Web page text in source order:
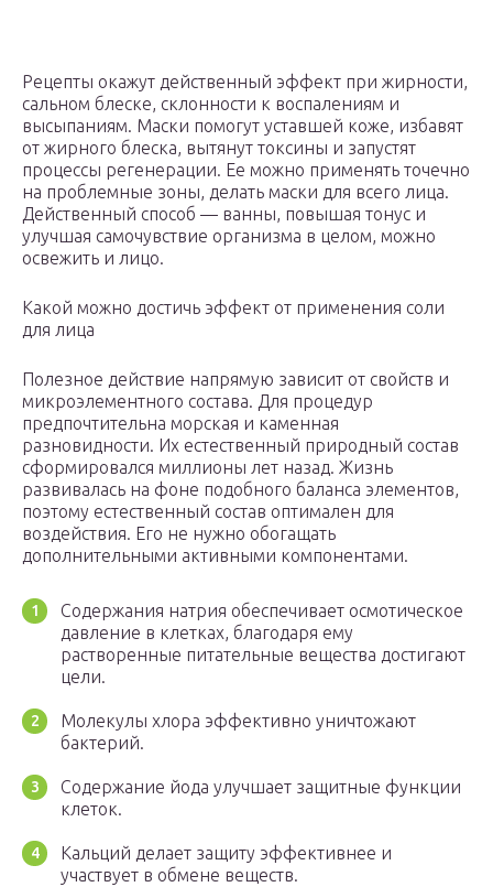
Рецепты окажут действенный эффект при жирности,
сальном блеске, склонности к воспалениям и
высыпаниям. Маски помогут уставшей коже, избавят
от жирного блеска, вытянут токсины и запустят
процессы регенерации. Ее можно применять точечно
на проблемные зоны, делать маски для всего лица.
Действенный способ — ванны, повышая тонус и
улучшая самочувствие организма в целом, можно
освежить и лицо.
Какой можно достичь эффект от применения соли
для лица
Полезное действие напрямую зависит от свойств и
микроэлементного состава. Для процедур
предпочтительна морская и каменная
разновидности. Их естественный природный состав
сформировался миллионы лет назад. Жизнь
развивалась на фоне подобного баланса элементов,
поэтому естественный состав оптимален для
воздействия. Его не нужно обогащать
дополнительными активными компонентами.
Содержания натрия обеспечивает осмотическое
давление в клетках, благодаря ему
растворенные питательные вещества достигают
цели.
Молекулы хлора эффективно уничтожают
бактерий.
Содержание йода улучшает защитные функции
клеток.
Кальций делает защиту эффективнее и
участвует в обмене веществ.